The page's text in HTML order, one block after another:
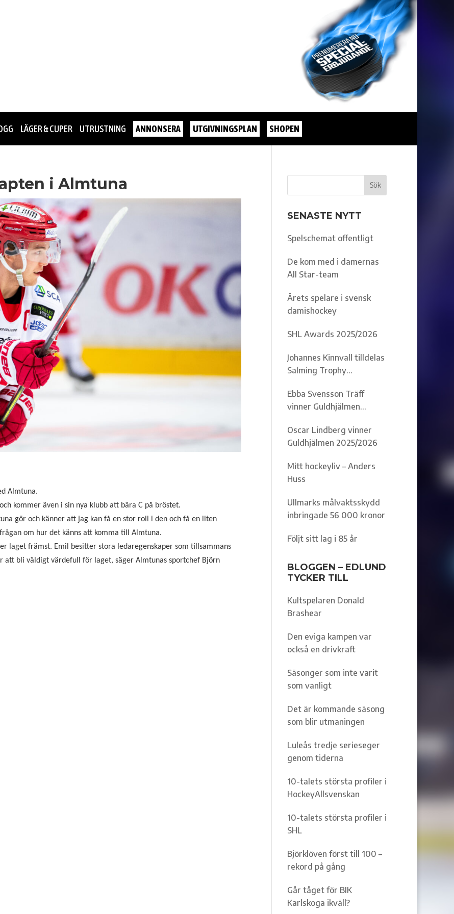
LÄGER & CUPER UTRUSTNING ANNONSERA UTGIVNINGSPLAN SHOPEN
i Almtuna
Almtuna.
kommer även i sin nya klubb att bära C på bröstet.
gör och känner att jag kan få en stor roll i den och få en liten
om hur det känns att komma till Almtuna.
laget främst. Emil besitter stora ledaregenskaper som tillsammans
att bli väldigt värdefull för laget, säger Almtunas sportchef Björn
SENASTE NYTT
Spelschemat offentligt
De kom med i damernas
All Star-team
Årets spelare i svensk
damishockey
SHL Awards 2025/2026
Johannes Kinnvall tilldelas
Salming Trophy
Ebba Svensson Träff
vinner Guldhjälmen
Oscar Lindberg vinner
Guldhjälmen 2025/2026
Mitt hockeyliv – Anders
Huss
Ullmarks målvaktsskydd
inbringade 56 000 kronor
Följt sitt lag i 85 år
BLOGGEN – EDLUND
TYCKER TILL
Kultspelaren Donald
Brashear
Den eviga kampen var
också en drivkraft
Säsonger som inte varit
som vanligt
Det är kommande säsong
som blir utmaningen
Luleås tredje serieseger
genom tiderna
10-talets största profiler i
HockeyAllsvenskan
10-talets största profiler i
SHL
Björklöven först till 100 –
rekord på gång
Går tåget för BIK
Karlskoga ikväll?